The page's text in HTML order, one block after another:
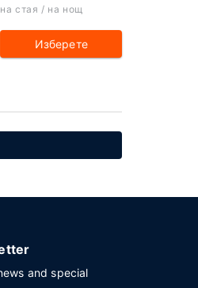
на стая / на нощ
Изберете
and special